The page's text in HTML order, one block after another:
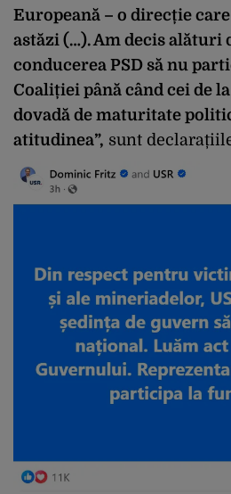
Europeană – o direcție
astăzi (…). Am decis alături
conducerea PSD să nu
Coaliției până când cei de
dovadă de maturitate
atitudinea”, sunt